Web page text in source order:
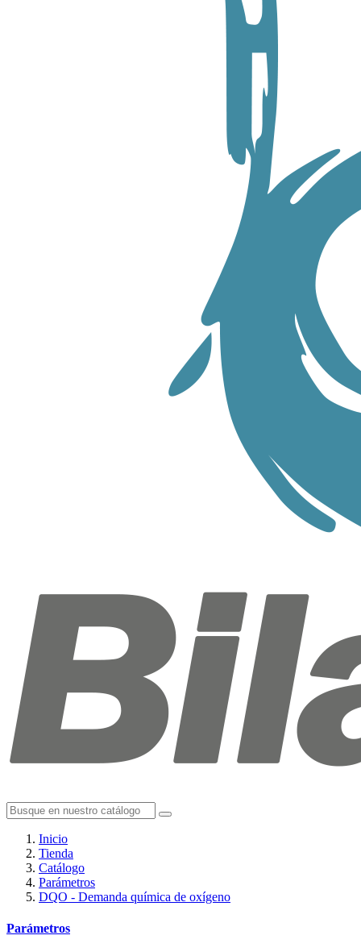
Inicio
Tienda
Catálogo
Parámetros
DQO - Demanda química de oxígeno
Parámetros